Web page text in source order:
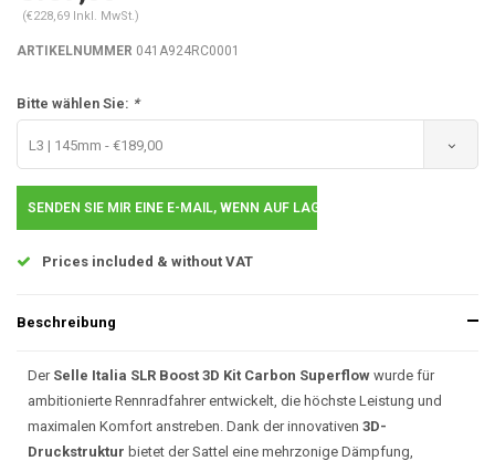
(€228,69 Inkl. MwSt.)
ARTIKELNUMMER 041A924RC0001
Bitte wählen Sie: *
L3 | 145mm - €189,00
SENDEN SIE MIR EINE E-MAIL, WENN AUF LAGER..
Order before 15.00, same day shipped
Beschreibung
Der Selle Italia SLR Boost 3D Kit Carbon Superflow wurde für
ambitionierte Rennradfahrer entwickelt, die höchste Leistung und
maximalen Komfort anstreben. Dank der innovativen 3D-
Druckstruktur bietet der Sattel eine mehrzonige Dämpfung,